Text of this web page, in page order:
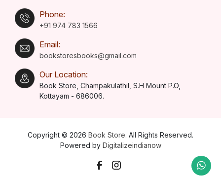
Phone:
+91 974 783 1566
Email:
bookstoresbooks@gmail.com
Our Location:
Book Store, Champakulathil, S.H Mount P.O,
Kottayam - 686006.
Copyright © 2026 Book Store. All Rights Reserved.
Powered by Digitalizeindianow